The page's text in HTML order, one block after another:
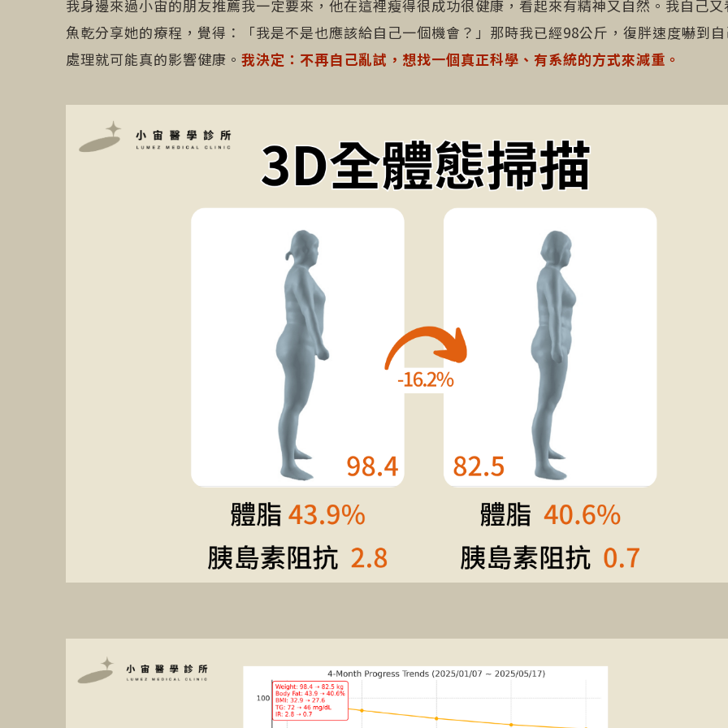
我身邊來過小宙的朋友推薦我一定要來，他在這裡瘦得很成功很健康，看起來有精神又自然。我自己又
魚乾分享她的療程，覺得：「我是不是也應該給自己一個機會？」那時我已經98公斤，復胖速度嚇到
處理就可能真的影響健康。 我決定：不再自己亂試，想找一個真正科學、有系統的方式來減重。